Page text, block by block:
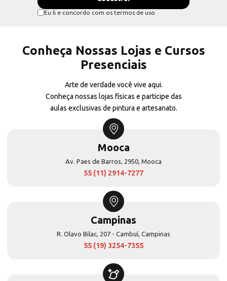
Eu li e concordo com os termos de uso
Conheça Nossas Lojas e Cursos
Presenciais
Arte de verdade você vive aqui.
Conheça nossas lojas físicas e participe das
aulas exclusivas de pintura e artesanato.
Mooca
Av. Paes de Barros, 2950, Mooca
55 (11) 2914-7277
Campinas
R. Olavo Bilac, 207 - Cambuí, Campinas
55 (19) 3254-7355